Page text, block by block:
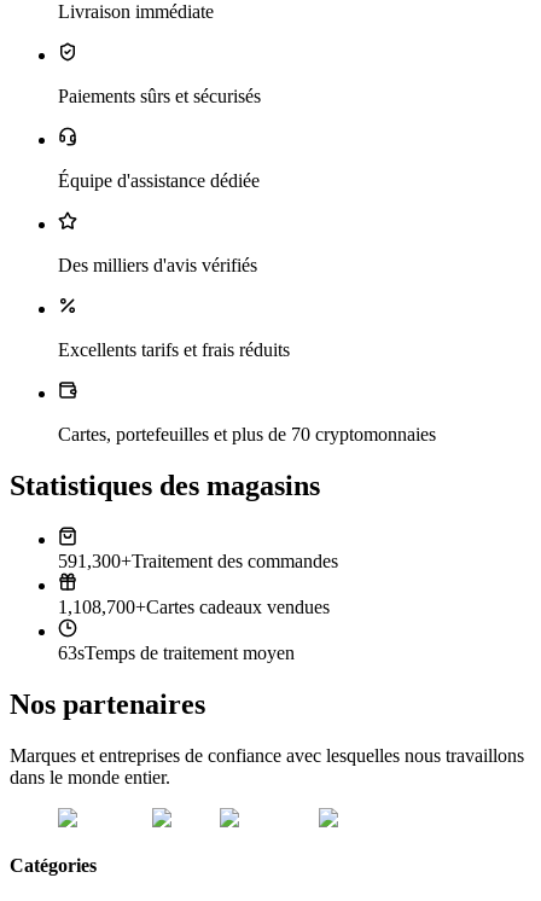
Livraison immédiate
Paiements sûrs et sécurisés
Équipe d'assistance dédiée
Des milliers d'avis vérifiés
Excellents tarifs et frais réduits
Cartes, portefeuilles et plus de 70 cryptomonnaies
Statistiques des magasins
591,300+Traitement des commandes
1,108,700+Cartes cadeaux vendues
63sTemps de traitement moyen
Nos partenaires
Marques et entreprises de confiance avec lesquelles nous travaillons
dans le monde entier.
Catégories